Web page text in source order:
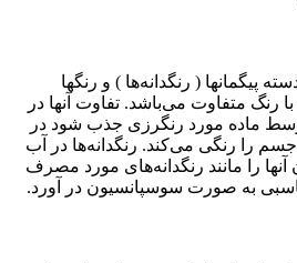
پیگمانها ( رنگدانه‌ها ) و رنگها
رنگ متفاوت می‌باشد. تفاوت آنها در
ماده مورد رنگرزی جذب شود در
را رنگی می‌کند. رنگدانه‌ها در آب
را مانند رنگدانه‌های مورد مصرف
به صورت سوسپانسیون در آورد.